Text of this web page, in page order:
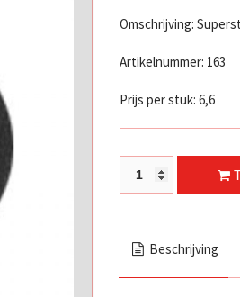
Omschrijving:
Artikelnummer: 163
Prijs per stuk: 6,6
Facepaint diep
Beschrijving